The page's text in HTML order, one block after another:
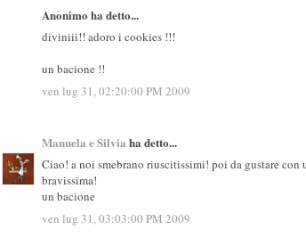
Anonimo ha detto...
diviniii!! adoro i cookies !!!
un bacione !!
ven lug 31, 02:20:00 PM 2009
Manuela e Silvia ha detto...
Ciao! a noi smebrano riuscitissimi! poi da gustare
bravissima!
un bacione
ven lug 31, 03:03:00 PM 2009